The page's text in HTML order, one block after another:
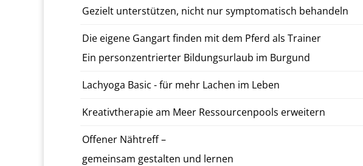
Gezielt un­ter­stützen, nicht nur symp­toma­tisch be­han­deln
Die eigene Gan­gart finden mit dem Pferd als Train­er
Ein per­son­zen­tri­ert­er Bil­dung­surlaub im Bur­gund
Lachyo­ga Basic - für mehr Lachen im Leben
Kreativther­a­pie am Meer Ressourcenpools er­weit­ern
Of­fen­er Nähtr­e­ff –
gemein­sam gestal­ten und lernen